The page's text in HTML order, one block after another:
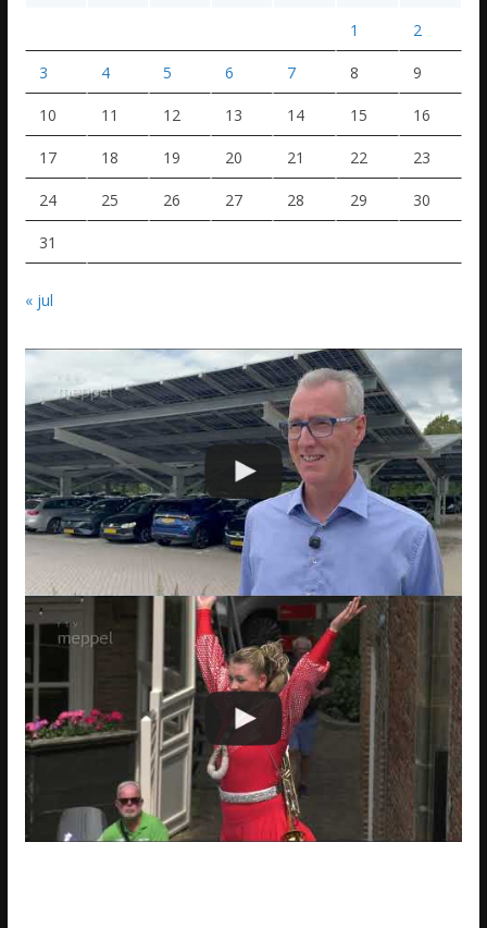
1 2
3 4 5 6 7 8 9
10 11 12 13 14 15 16
17 18 19 20 21 22 23
24 25 26 27 28 29 30
31
« jul